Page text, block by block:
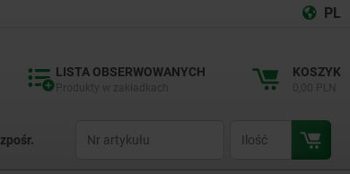
PL
LISTA OBSERWOWANYCH KOSZYK